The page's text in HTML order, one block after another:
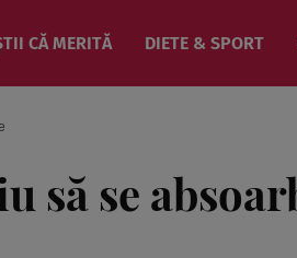
CĂ MERITĂ DIETE & SPORT
să se